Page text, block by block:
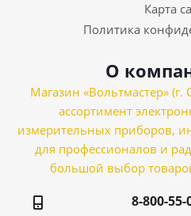
Карта
Политика
О
Магазин «Вольтмастер»
ассортимент
измерительных приборов,
для профессионалов и
большой выбор
8-800-55-